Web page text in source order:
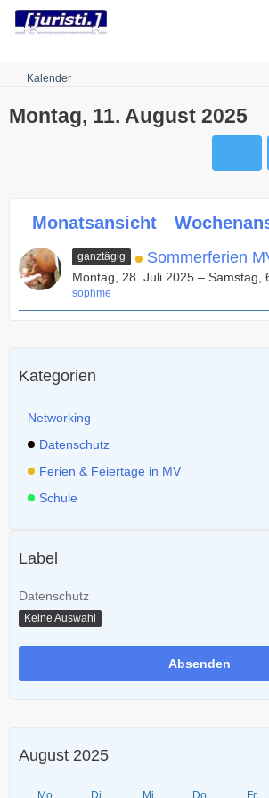
Robots.txt
Kalender
Montag, 11. August 2025
Monatsansicht
ganztägig Sommerferien
Montag, 28. Juli 2025 – Samstag,
sophme
Kategorien
Networking
Datenschutz
Ferien & Feiertage in MV
Schule
Label
Datenschutz
Keine Auswahl
August 2025
Mo Di Mi Do Fr